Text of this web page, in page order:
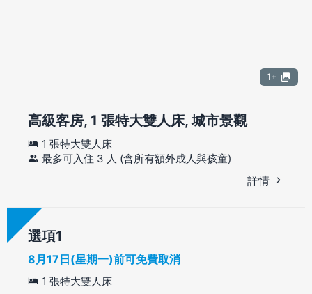
1+
高級客房, 1 張特大雙人床, 城市景觀
1 張特大雙人床
最多可入住 3 人 (含所有額外成人與孩童)
詳情
選項
8月17日(星期一)前可免費取消
1 張特大雙人床